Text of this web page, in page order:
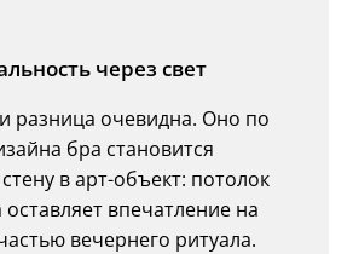
через свет
разница очевидна. Оно по
бра становится
в арт-объект: потолок
впечатление на
вечернего ритуала.